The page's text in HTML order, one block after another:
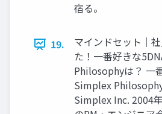
宿る。
19.
マインドセット｜
た！一番好きな
Philosophyは？ 一
Simplex
Simplex Inc. 2004